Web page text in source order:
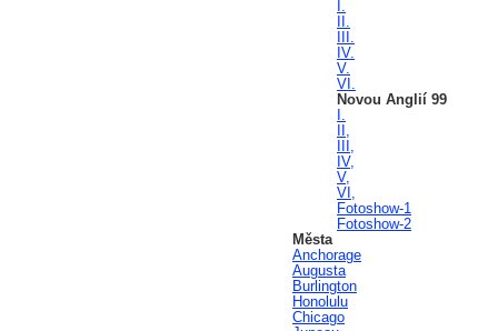
IV.
V.
VI.
Novou Anglií 99
IV,
V,
VI,
Fotoshow-1
Fotoshow-2
Města
Anchorage
Augusta
Burlington
Honolulu
Chicago